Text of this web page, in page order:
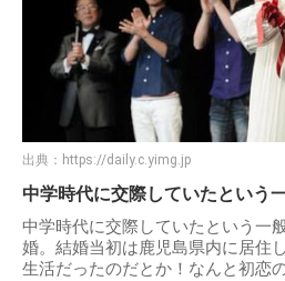
出典： https://daily.c.yimg.jp
中学時代に交際していたという
中学時代に交際していたという一
婚。結婚当初は鹿児島県内に居住
生活だったのだとか！なんと初恋